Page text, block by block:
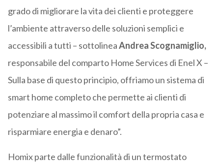
grado di migliorare la vita dei clienti e proteggere
l’ambiente attraverso delle soluzioni semplici e
accessibili a tutti – sottolineaAndrea Scognamiglio,
responsabile del comparto Home Services di Enel X –
Sulla base di questo principio, offriamo un sistema di
smart home completo che permette ai clienti di
potenziare al massimo il comfort della propria casa e
risparmiare energia e denaro”.
Homix parte dalle funzionalità di un termostato